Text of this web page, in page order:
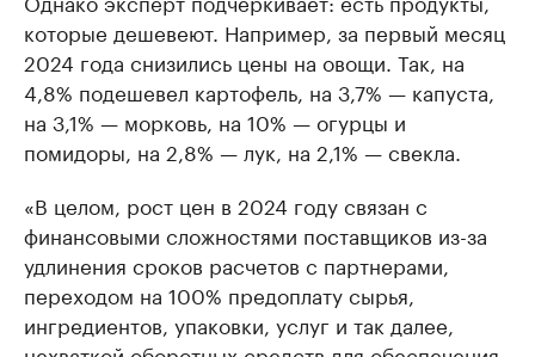
которые дешевеют. Например, за первый месяц
2024 года снизились цены на овощи. Так, на
4,8% подешевел картофель, на 3,7% — капуста,
на 3,1% — морковь, на 10% — огурцы и
помидоры, на 2,8% — лук, на 2,1% — свекла.
«В целом, рост цен в 2024 году связан с
финансовыми сложностями поставщиков из-за
удлинения сроков расчетов с партнерами,
переходом на 100% предоплату сырья,
ингредиентов, упаковки, услуг и так далее,